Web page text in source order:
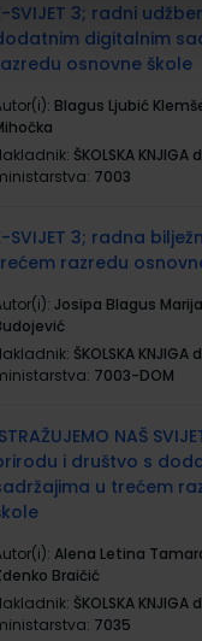
SVIJET 3; radni
digitalnim
osnovne škole
Blagus Ljubić
ŠKOLSKA KNJIGA
7003
SVIJET 3; radna
razredu
Josipa Blagus
ŠKOLSKA KNJIGA
7003-DOM
NAŠ
i društvo s
u trećem
Alena Letina
Braičić
ŠKOLSKA KNJIGA
7035